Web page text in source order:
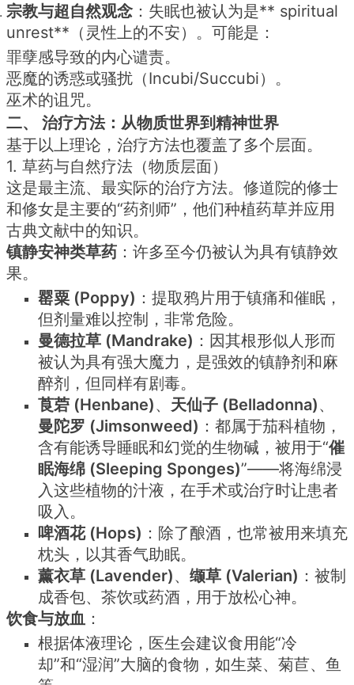
宗教与超自然观念 ：失眠也被认为是** spiritual
unrest**（灵性上的不安）。可能是：
罪孽感导致的内心谴责。
恶魔的诱惑或骚扰（Incubi/Succubi）。
巫术的诅咒。
二、 治疗方法：从物质世界到精神世界
基于以上理论，治疗方法也覆盖了多个层面。
1. 草药与自然疗法（物质层面）
这是最主流、最实际的治疗方法。修道院的修士
和修女是主要的“药剂师”，他们种植药草并应用
古典文献中的知识。
镇静安神类草药 ：许多至今仍被认为具有镇静效
果。
罂粟 (Poppy) ：提取鸦片用于镇痛和催眠，
但剂量难以控制，非常危险。
曼德拉草 (Mandrake) ：因其根形似人形而
被认为具有强大魔力，是强效的镇静剂和麻
醉剂，但同样有剧毒。
莨菪 (Henbane)、 天仙子 (Belladonna)、
曼陀罗 (Jimsonweed) ：都属于茄科植物，
含有能诱导睡眠和幻觉的生物碱，被用于“催
眠海绵 (Sleeping Sponges)”——将海绵浸
入这些植物的汁液，在手术或治疗时让患者
吸入。
啤酒花 (Hops) ：除了酿酒，也常被用来填充
枕头，以其香气助眠。
薰衣草 (Lavender)、 缬草 (Valerian) ：被制
成香包、茶饮或药酒，用于放松心神。
饮食与放血 ：
根据体液理论，医生会建议食用能“冷
却”和“湿润”大脑的食物，如生菜、菊苣、鱼